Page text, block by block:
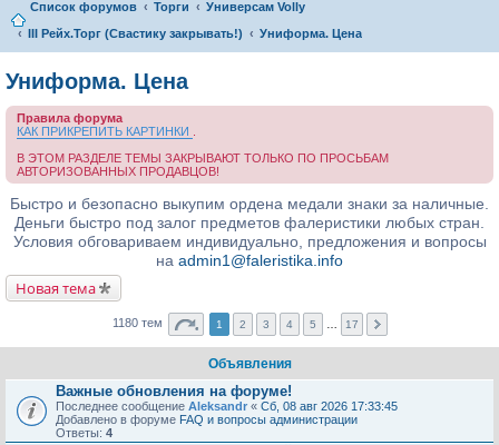
Список форумов Торги
Универсам Volly
III Рейх.Торг (Свастику закрывать!)
Униформа. Цена
Униформа. Цена
Правила форума
КАК ПРИКРЕПИТЬ КАРТИНКИ
В ЭТОМ РАЗДЕЛЕ ТЕМЫ ЗАКРЫВАЮТ ТОЛЬКО ПО ПРОСЬБАМ
АВТОРИЗОВАННЫХ ПРОДАВЦОВ!
Быстро и безопасно выкупим ордена медали знаки за наличные.
Деньги быстро под залог предметов фалеристики любых стран.
Условия обговариваем индивидуально, предложения и вопросы
на admin1@faleristika.info
Новая тема
1180 тем 1 2 3 4 5 17
Объявления
Важные обновления на форуме!
Последнее сообщение Aleksandr « Сб, 08 авг 2026 17:33:45
Добавлено в форуме FAQ и вопросы администрации
Ответы: 4